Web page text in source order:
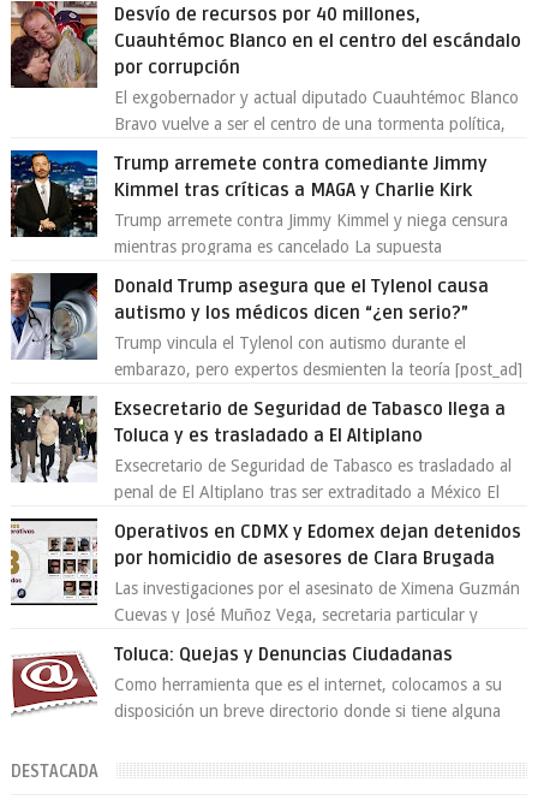
Desvío de recursos por 40 millones,
Cuauhtémoc Blanco en el centro del escándalo
por corrupción
El exgobernador y actual diputado Cuauhtémoc Blanco
Bravo vuelve a ser el centro de una tormenta política,
Trump arremete contra comediante Jimmy
Kimmel tras críticas a MAGA y Charlie Kirk
Trump arremete contra Jimmy Kimmel y niega censura
mientras programa es cancelado La supuesta
Donald Trump asegura que el Tylenol causa
autismo y los médicos dicen “¿en serio?”
Trump vincula el Tylenol con autismo durante el
embarazo, pero expertos desmienten la teoría [post_ad]
Exsecretario de Seguridad de Tabasco llega a
Toluca y es trasladado a El Altiplano
Exsecretario de Seguridad de Tabasco es trasladado al
penal de El Altiplano tras ser extraditado a México El
Operativos en CDMX y Edomex dejan detenidos
por homicidio de asesores de Clara Brugada
Las investigaciones por el asesinato de Ximena Guzmán
Cuevas y José Muñoz Vega, secretaria particular y
Toluca: Quejas y Denuncias Ciudadanas
Como herramienta que es el internet, colocamos a su
disposición un breve directorio donde si tiene alguna
DESTACADA